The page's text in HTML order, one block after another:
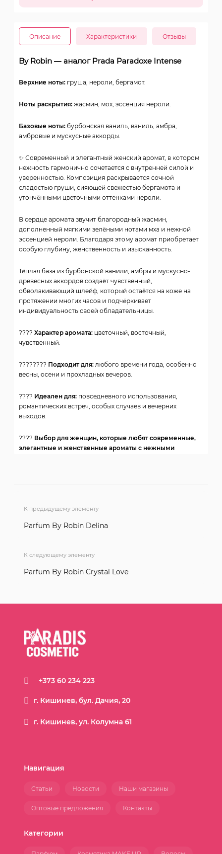
Описание Характеристики Отзывы
By Robin — аналог Prada Paradoxe Intense
Верхние ноты: груша, нероли, бергамот.
Ноты раскрытия: жасмин, мох, эссенция нероли.
Базовые ноты: бурбонская ваниль, ваниль, амбра,
амбровые и мускусные аккорды.
✨ Современный и элегантный женский аромат, в котором
нежность гармонично сочетается с внутренней силой и
уверенностью. Композиция раскрывается сочной
сладостью груши, сияющей свежестью бергамота и
утончёнными цветочными оттенками нероли.
В сердце аромата звучит благородный жасмин,
дополненный мягкими зелёными нотами мха и нежной
эссенцией нероли. Благодаря этому аромат приобретает
особую глубину, женственность и изысканность.
Тёплая база из бурбонской ванили, амбры и мускусно-
древесных аккордов создаёт чувственный,
обволакивающий шлейф, который остаётся на коже на
протяжении многих часов и подчёркивает
индивидуальность своей обладательницы.
???? Характер аромата: цветочный, восточный,
чувственный.
???????? Подходит для: любого времени года, особенно
весны, осени и прохладных вечеров.
???? Идеален для: повседневного использования,
романтических встреч, особых случаев и вечерних
выходов.
???? Выбор для женщин, которые любят современные,
элегантные и женственные ароматы с нежными
К предыдущему элементу
Parfum By Robin Delina
К следующему элементу
Parfum By Robin Crystal Love
г. Кишинев, ул. Колумна 61
+373 60 234 223
г. Кишинев, бул. Дачия, 20
Статьи Новости Наши магазины
Оптовые предложения Контакты
Навигация
Категории